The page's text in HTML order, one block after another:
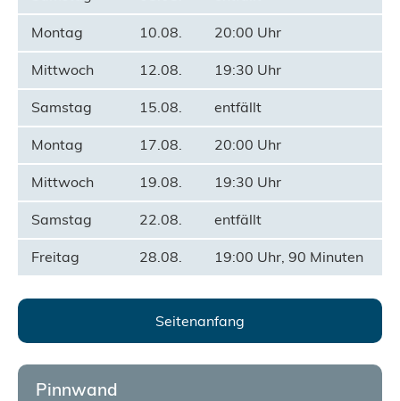
Montag 10.08. 20:00 Uhr
Mittwoch 12.08. 19:30 Uhr
Samstag 15.08. entfällt
Montag 17.08. 20:00 Uhr
Mittwoch 19.08. 19:30 Uhr
Samstag 22.08. entfällt
Freitag 28.08. 19:00 Uhr, 90 Minuten
Seitenanfang
Pinnwand